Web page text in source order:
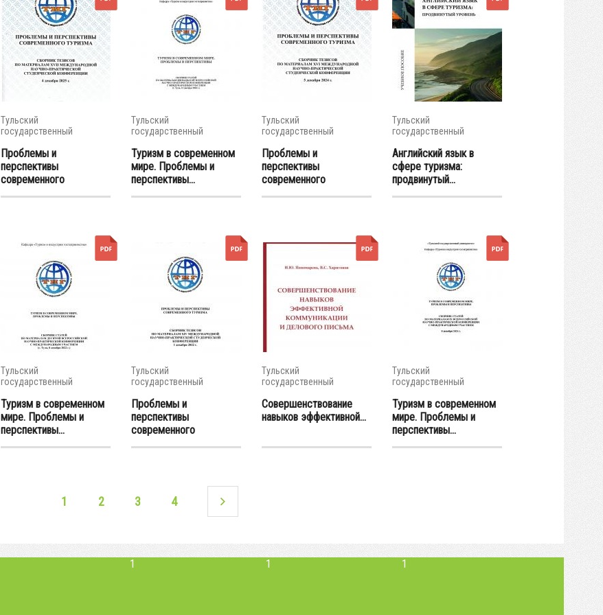
Тульский
государственный
Проблемы и
перспективы
современного
туризма:...
Тульский
государственный
Туризм в современном
мире. Проблемы и
перспективы...
Тульский
государственный
Проблемы и
перспективы
современного
туризма:...
Тульский
государственный
Английский язык в
сфере туризма:
продвинутый...
Тульский
государственный
Туризм в современном
мире. Проблемы и
перспективы...
Тульский
государственный
Проблемы и
перспективы
современного
туризма:...
Тульский
государственный
Совершенствование
навыков эффективной...
Тульский
государственный
Туризм в современном
мире. Проблемы и
перспективы...
1 2 3 4
1 1 1